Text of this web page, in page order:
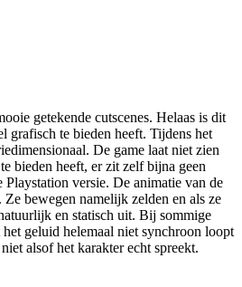
getekende cutscenes. Helaas is dit
grafisch te bieden heeft. Tijdens het
De game laat niet zien
bieden heeft, er zit zelf bijna geen
Playstation versie. De animatie van de
bewegen namelijk zelden en als ze
en statisch uit. Bij sommige
het geluid helemaal niet synchroon loopt
alsof het karakter echt spreekt.